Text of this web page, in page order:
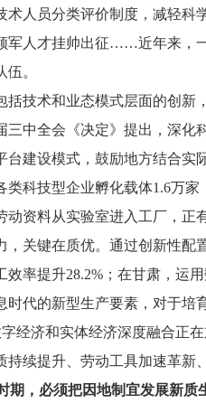
术人员分类评价制度，减轻科
军人才挂帅出征……近年来，
。
括技术和业态模式层面的创新
三中全会《决定》提出，深化
台建设模式，鼓励地方结合实
类科技型企业孵化载体1.6万
动资料从实验室进入工厂，正
，关键在质优。通过创新性配
效率提升28.2%；在甘肃，运
时代的新型生产要素，对于培
经济和实体经济深度融合正在
持续提升、劳动工具加速革新
期，必须把因地制宜发展新